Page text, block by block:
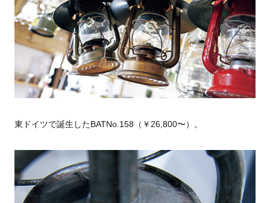
東ドイツで誕生したBATNo.158（￥26,800〜）。